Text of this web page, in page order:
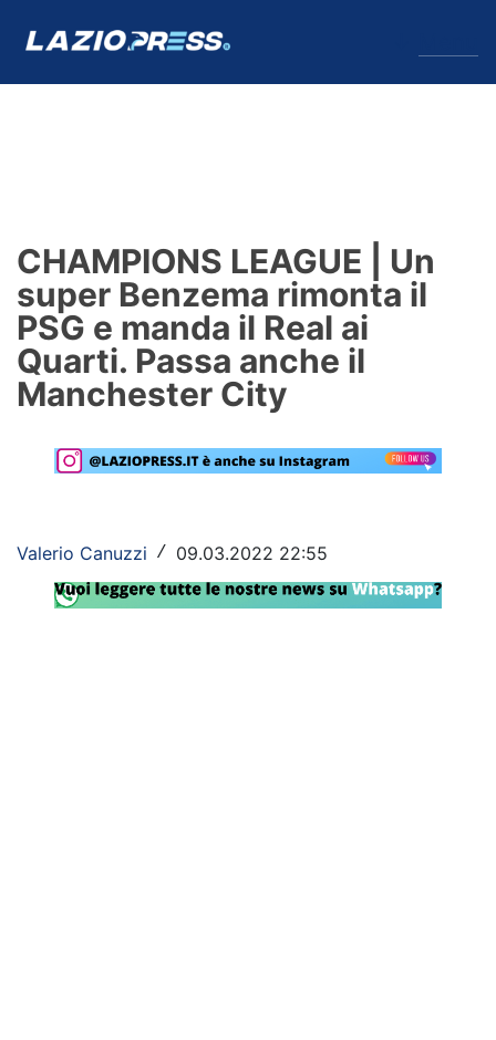
Formello
Infortuni
Primavera
Lazio Women
Social
CHAMPIONS LEAGUE | Un
super Benzema rimonta il
PSG e manda il Real ai
Quarti. Passa anche il
Manchester City
Valerio Canuzzi / 09.03.2022 22:55